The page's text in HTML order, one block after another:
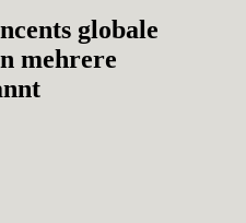
globale
mehrere